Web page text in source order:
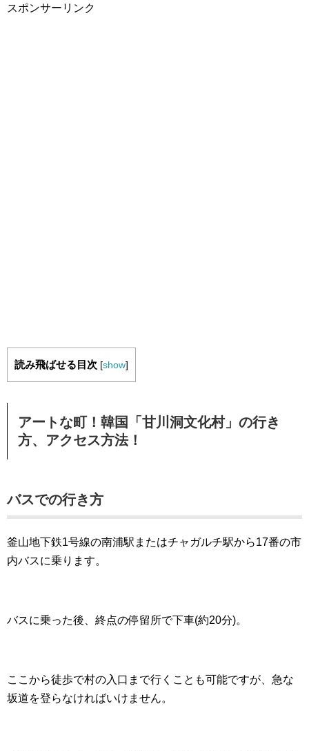
スポンサーリンク
読み飛ばせる目次 [show]
アートな町！韓国「甘川洞文化村」の行き
方、アクセス方法！
バスでの行き方
釜山地下鉄1号線の南浦駅またはチャガルチ駅から17番の市
内バスに乗ります。
バスに乗った後、終点の停留所で下車(約20分)。
ここから徒歩で村の入口まで行くことも可能ですが、急な
坂道を登らなければいけません。